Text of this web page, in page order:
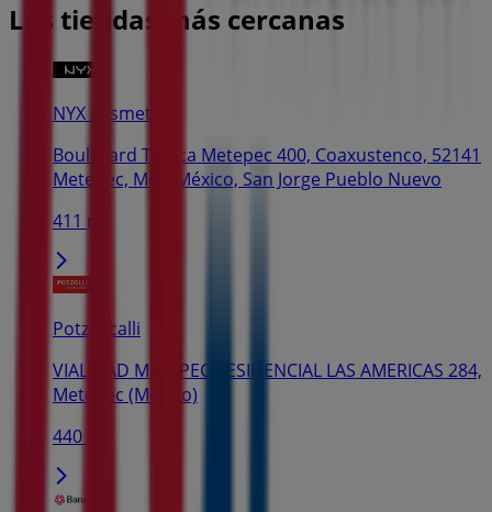
Las tiendas más cercanas
NYX cosmetics
Boulevard Toluca Metepec 400, Coaxustenco, 52141
Metepec, Mex, México, San Jorge Pueblo Nuevo
411 m
Potzollcalli
VIALIDAD METEPEC RESIDENCIAL LAS AMERICAS 284,
Metepec (México)
440 m